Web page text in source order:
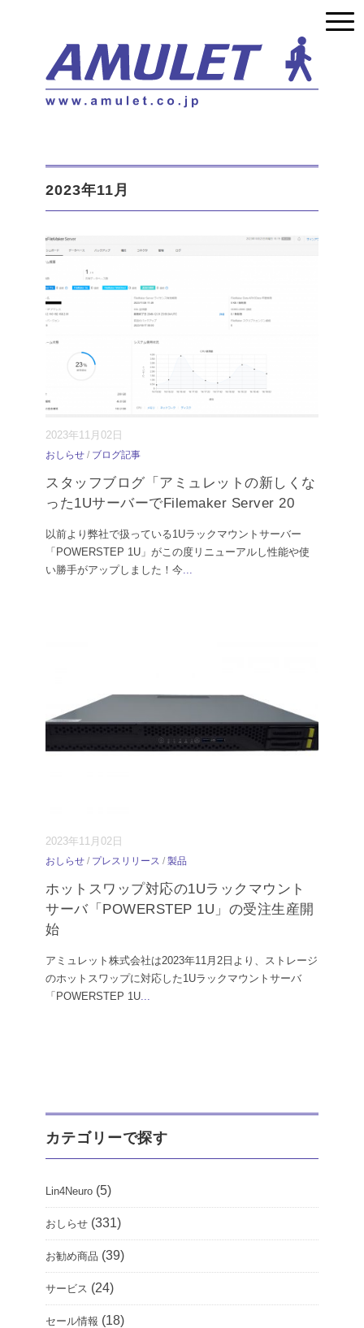
2023年11月
2023年11月02日
おしらせ / ブログ記事
スタッフブログ「アミュレットの新しくな
った1UサーバーでFilemaker Server 20
以前より弊社で扱っている1Uラックマウントサーバー
「POWERSTEP 1U」がこの度リニューアルし性能や使
い勝手がアップしました！今...
2023年11月02日
おしらせ / プレスリリース / 製品
ホットスワップ対応の1Uラックマウント
サーバ「POWERSTEP 1U」の受注生産開
始
アミュレット株式会社は2023年11月2日より、ストレージ
のホットスワップに対応した1Uラックマウントサーバ
「POWERSTEP 1U...
カテゴリーで探す
Lin4Neuro (5)
おしらせ (331)
お勧め商品 (39)
サービス (24)
セール情報 (18)